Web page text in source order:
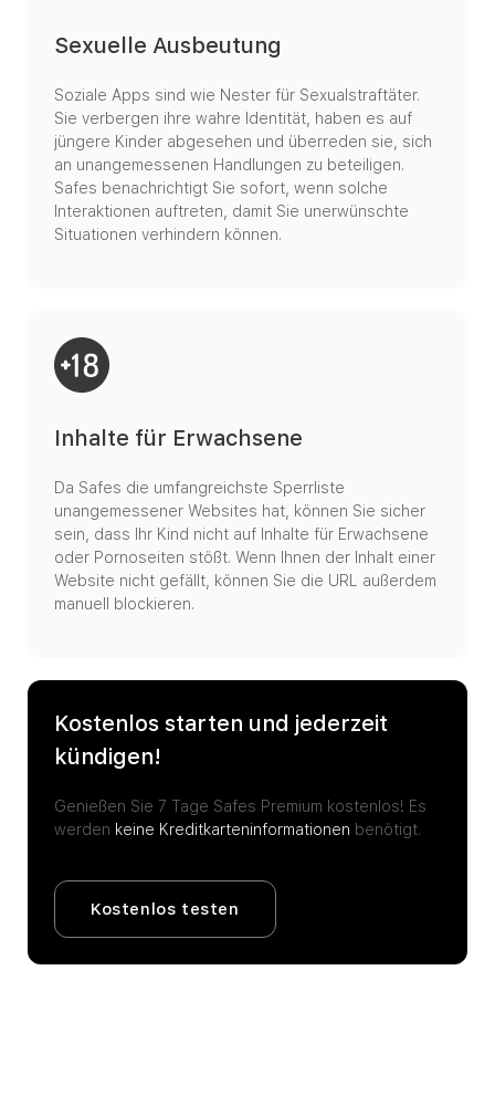
Sexuelle Ausbeutung
Soziale Apps sind wie Nester für Sexualstraftäter.
Sie verbergen ihre wahre Identität, haben es auf
jüngere Kinder abgesehen und überreden sie, sich
an unangemessenen Handlungen zu beteiligen.
Safes benachrichtigt Sie sofort, wenn solche
Interaktionen auftreten, damit Sie unerwünschte
Situationen verhindern können.
Inhalte für Erwachsene
Da Safes die umfangreichste Sperrliste
unangemessener Websites hat, können Sie sicher
sein, dass Ihr Kind nicht auf Inhalte für Erwachsene
oder Pornoseiten stößt. Wenn Ihnen der Inhalt einer
Website nicht gefällt, können Sie die URL außerdem
manuell blockieren.
Kostenlos starten und jederzeit
kündigen!
Genießen Sie 7 Tage Safes Premium kostenlos! Es
werden keine Kreditkarteninformationen benötigt.
Kostenlos testen